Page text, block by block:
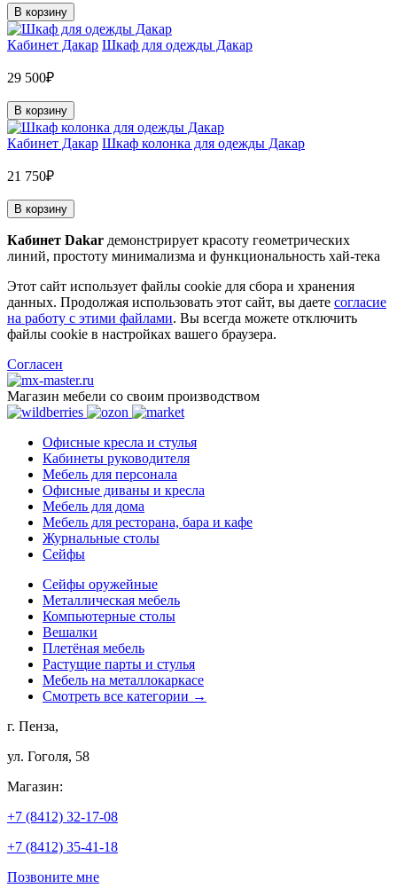
В корзину
Кабинет Дакар Шкаф для одежды Дакар
29 500₽
В корзину
Кабинет Дакар Шкаф колонка для одежды Дакар
21 750₽
В корзину
Кабинет Dakar демонстрирует красоту геометрических
линий, простоту минимализма и функциональность хай-тека
Этот сайт использует файлы cookie для сбора и хранения
данных. Продолжая использовать этот сайт, вы даете согласие
на работу с этими файлами. Вы всегда можете отключить
файлы cookie в настройках вашего браузера.
Согласен
Магазин мебели со своим производством
Офисные кресла и стулья
Кабинеты руководителя
Мебель для персонала
Офисные диваны и кресла
Мебель для дома
Мебель для ресторана, бара и кафе
Журнальные столы
Сейфы
Сейфы оружейные
Металлическая мебель
Компьютерные столы
Вешалки
Плетёная мебель
Растущие парты и стулья
Мебель на металлокаркасе
Смотреть все категории →
г. Пенза,
ул. Гоголя, 58
Магазин:
+7 (8412) 32-17-08
+7 (8412) 35-41-18
Позвоните мне